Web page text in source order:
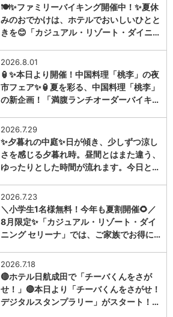
🍽️✨ファミリーバイキング開催中！✨夏休
みのおでかけは、ホテルでおいしいひとと
きを😊「カジュアル・リゾート・ダイニ…
2026.8.01
🏮✨本日より開催！中国料理「桃李」の夜
市フェア✨🏮夏を彩る、中国料理「桃李」
の新企画！「満腹ランチオーダーバイキ…
2026.7.29
✨夕暮れの中庭✨日が傾き、少しずつ涼し
さを感じる夕暮れ時。昼間とはまた違う、
ゆったりとした時間が流れます。今日と…
2026.7.23
＼小学生1名様無料！今年も夏割開催🌻／
8月限定✨「カジュアル・リゾート・ダイ
ニング セリーナ」では、ご家族でお得に…
2026.7.18
🔴ホテル日航成田で「チーバくんをさが
せ！」🔴本日より「チーバくんをさがせ！
デジタルスタンプラリー」がスタート！…